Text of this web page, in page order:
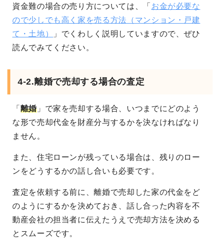
資金難の場合の売り方については、「 お金が必要な
ので少しでも高く家を売る方法（マンション・戸建
て・土地）
」でくわしく説明していますので、ぜひ
読んでみてください。
4-2.離婚で売却する場合の査定
「 離婚」で家を売却する場合、いつまでにどのよう
な形で売却代金を財産分与するかを決なければなり
ません。
また、住宅ローンが残っている場合は、残りのロー
ンをどうするかの話し合いも必要です。
査定を依頼する前に、離婚で売却した家の代金をど
のようにするかを決めておき、話し合った内容を不
動産会社の担当者に伝えたうえで売却方法を決める
とスムーズです。